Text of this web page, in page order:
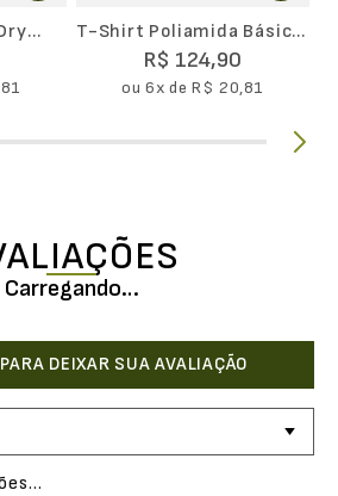
81
T-Shirt Poliamida Básica
Masculina II
R$ 124,90
ou6x deR$ 20,81
Carregando…